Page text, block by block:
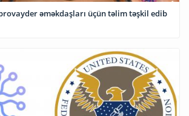
əməkdaşları üçün təlim təşkil edib